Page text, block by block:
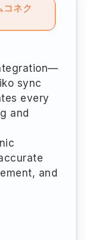
コネク
sync
every
and
and